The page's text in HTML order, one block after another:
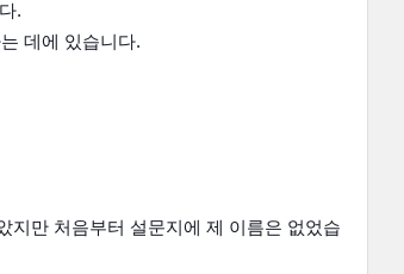
.
데에 있습니다.
지만 처음부터 설문지에 제 이름은 없었습